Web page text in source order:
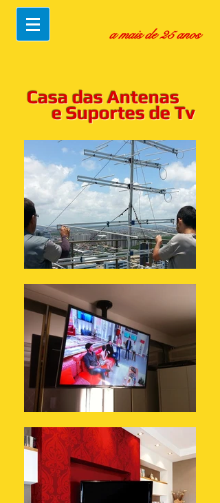
a mais de 25 anos
Casa das Antenas
e Suportes de Tv